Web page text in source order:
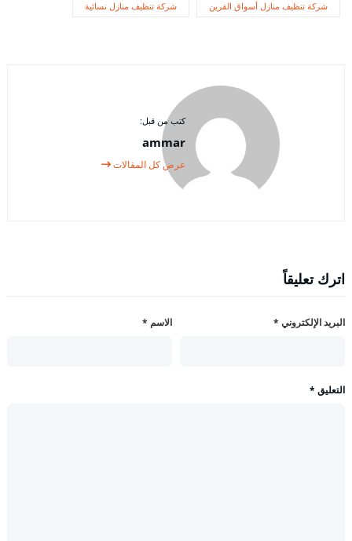
شركة تنظيف منازل أسواق القرين شركة تنظيف منازل نسائية
كتب من قبل:
ammar
عرض كل المقالات
اترك تعليقاً
الاسم * البريد الإلكتروني *
التعليق *